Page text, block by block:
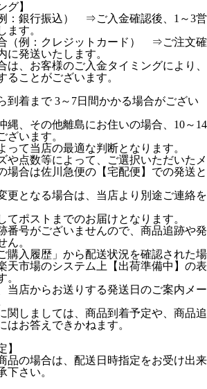
グ】
：銀行振込） ⇒ご入金確認後、1～3営
ます。
合（例：クレジットカード） ⇒ご注文確
に発送いたします。
、お客様のご入金タイミングにより、
ることがございます。
到着まで 3～7日間かかる場合がござい
縄、その他離島にお住いの場合、10～14
ざいます。
って当店の最適な判断となります。
や点数等によって、ご選択いただいたメ
場合は佐川急便の【宅配便】での発送と
更となる場合は、当店より別途ご連絡を
てポストまでのお届けとなります。
番号がございませんので、商品追跡や発
ん。
購入履歴」から配送状況を確認された場
天市場のシステム上【出荷準備中】の表
。
当店からお送りする発送日のご案内メー
関しましては、商品到着予定や、商品追
はお答えできかねます。
】
品の場合は、配送日時指定をお受け出来
下さい。